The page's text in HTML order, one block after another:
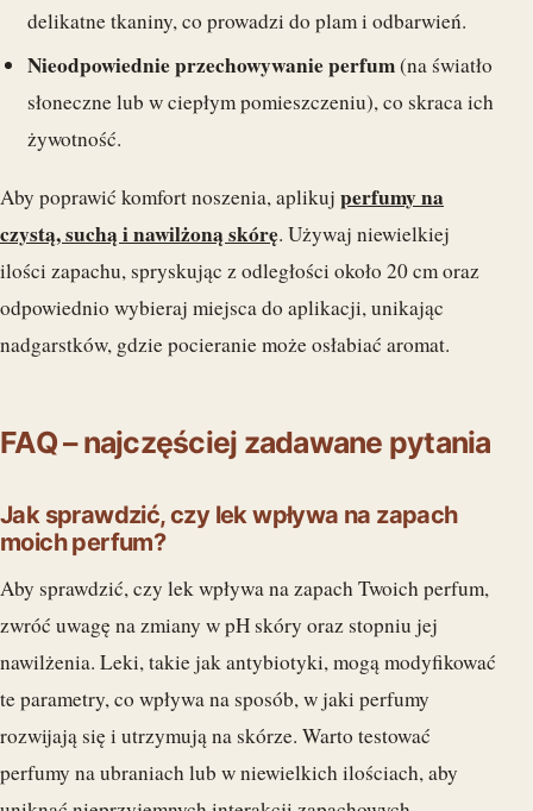
delikatne tkaniny, co prowadzi do plam i odbarwień.
Nieodpowiednie przechowywanie perfum(na światło
słoneczne lub w ciepłym pomieszczeniu), co skraca ich
żywotność.
Aby poprawić komfort noszenia, aplikuj perfumy na
czystą, suchą i nawilżoną skórę. Używaj niewielkiej
ilości zapachu, spryskując z odległości około 20 cm oraz
odpowiednio wybieraj miejsca do aplikacji, unikając
nadgarstków, gdzie pocieranie może osłabiać aromat.
FAQ – najczęściej zadawane pytania
Jak sprawdzić, czy lek wpływa na zapach
moich perfum?
Aby sprawdzić, czy lek wpływa na zapach Twoich perfum,
zwróć uwagę na zmiany w pH skóry oraz stopniu jej
nawilżenia. Leki, takie jak antybiotyki, mogą modyfikować
te parametry, co wpływa na sposób, w jaki perfumy
rozwijają się i utrzymują na skórze. Warto testować
perfumy na ubraniach lub w niewielkich ilościach, aby